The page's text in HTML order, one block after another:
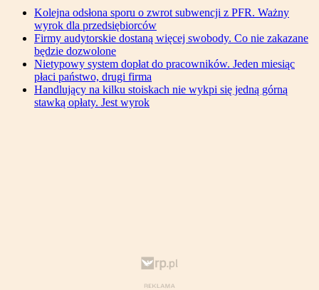
Kolejna odsłona sporu o zwrot subwencji z PFR. Ważny
wyrok dla przedsiębiorców
Firmy audytorskie dostaną więcej swobody. Co nie zakazane
będzie dozwolone
Nietypowy system dopłat do pracowników. Jeden miesiąc
płaci państwo, drugi firma
Handlujący na kilku stoiskach nie wykpi się jedną górną
stawką opłaty. Jest wyrok